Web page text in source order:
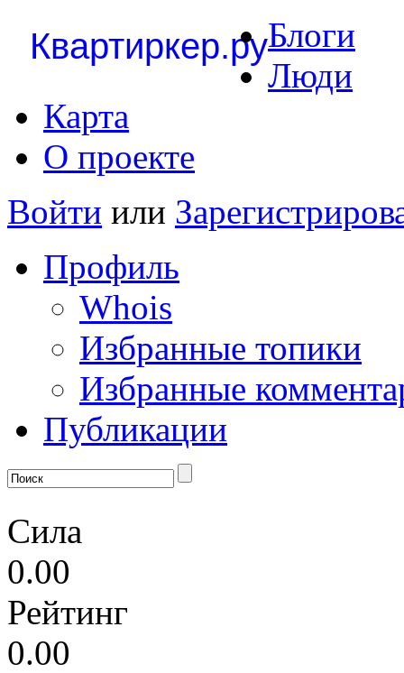
Квартиркер.руБлоги
Люди
Карта
О проекте
Войти или
Профиль
Whois
Избранные топики
Избранные
Публикации
Сила
0.00
Рейтинг
0.00